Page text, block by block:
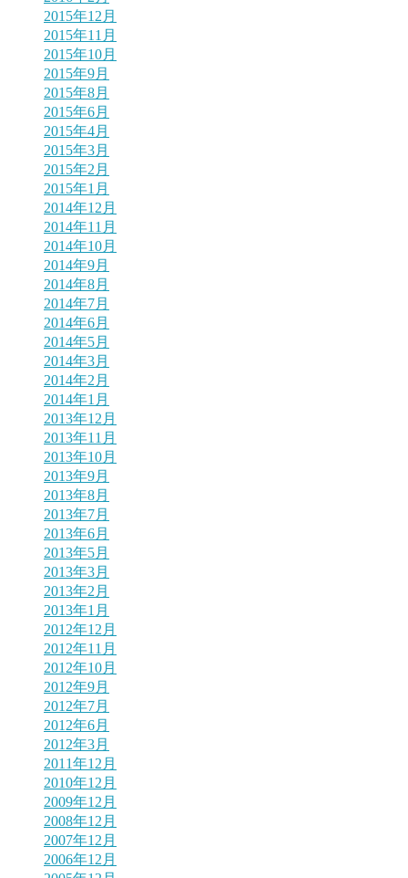
2015年12月
2015年11月
2015年10月
2015年9月
2015年8月
2015年6月
2015年4月
2015年3月
2015年2月
2015年1月
2014年12月
2014年11月
2014年10月
2014年9月
2014年8月
2014年7月
2014年6月
2014年5月
2014年3月
2014年2月
2014年1月
2013年12月
2013年11月
2013年10月
2013年9月
2013年8月
2013年7月
2013年6月
2013年5月
2013年3月
2013年2月
2013年1月
2012年12月
2012年11月
2012年10月
2012年9月
2012年7月
2012年6月
2012年3月
2011年12月
2010年12月
2009年12月
2008年12月
2007年12月
2006年12月